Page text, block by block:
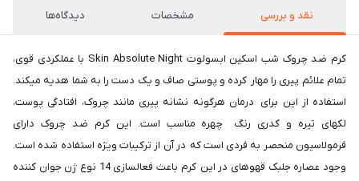
نقد و بررسی مشخصات دیدگاه‌ها
کرم ضد چروک شب اسکین ابسولوت Skin Absolute Night با عملکردی قوی،
تمام علائم پیری را مهار کرده و پوستی صاف و یک دست را به شما هدیه می‎کند.
استفاده از این برای درمان هرگونه نشانه پیری مانند چروک، افتادگی پوست،
لک‎های تیره و کدری رنگ چهره مناسب است. این کرم ضد چروک دارای
فرمولاسیون منحصر به فردی است که در آن از ترکیبات ویژه استفاده شده است.
وجود عصاره جلبک قهوه‎ای در این کرم باعث فعالسازی 14 نوع ژن جوان کننده